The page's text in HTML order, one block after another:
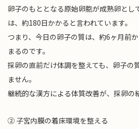
卵子のもととなる原始卵胞が成熟卵とし
は、約180日かかると言われています。
つまり、今日の卵子の質は、約6ヶ月前
まるのです。
採卵の直前だけ体調を整えても、卵子の
ません。
継続的な漢方による体質改善が、採卵の
② 子宮内膜の着床環境を整える